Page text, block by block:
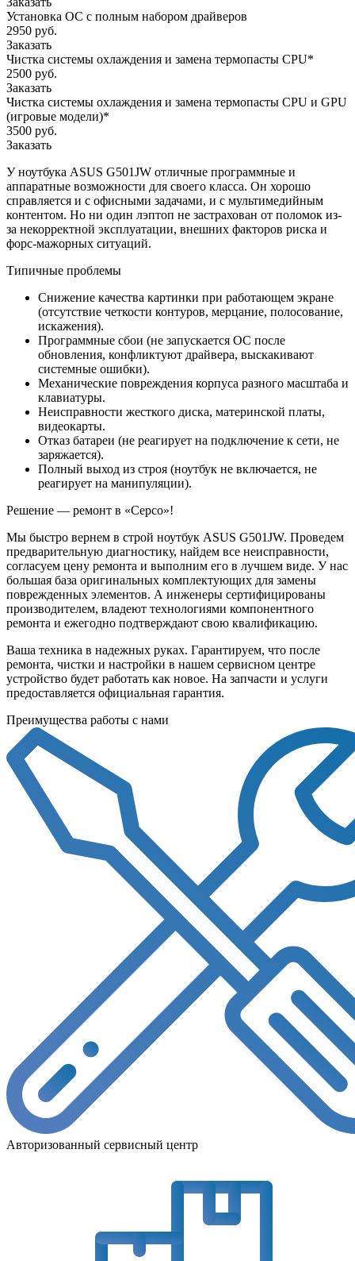
Установка ОС с полным набором драйверов
2950 руб.
Заказать
Чистка системы охлаждения и замена термопасты CPU*
2500 руб.
Заказать
Чистка системы охлаждения и замена термопасты CPU и GPU
(игровые модели)*
3500 руб.
Заказать
У ноутбука ASUS G501JW отличные программные и
аппаратные возможности для своего класса. Он хорошо
справляется и с офисными задачами, и с мультимедийным
контентом. Но ни один лэптоп не застрахован от поломок из-
за некорректной эксплуатации, внешних факторов риска и
форс-мажорных ситуаций.
Типичные проблемы
Снижение качества картинки при работающем экране
(отсутствие четкости контуров, мерцание, полосование,
искажения).
Программные сбои (не запускается ОС после
обновления, конфликтуют драйвера, выскакивают
системные ошибки).
Механические повреждения корпуса разного масштаба и
клавиатуры.
Неисправности жесткого диска, материнской платы,
видеокарты.
Отказ батареи (не реагирует на подключение к сети, не
заряжается).
Полный выход из строя (ноутбук не включается, не
реагирует на манипуляции).
Решение — ремонт в «Серсо»!
Мы быстро вернем в строй ноутбук ASUS G501JW. Проведем
предварительную диагностику, найдем все неисправности,
согласуем цену ремонта и выполним его в лучшем виде. У нас
большая база оригинальных комплектующих для замены
поврежденных элементов. А инженеры сертифицированы
производителем, владеют технологиями компонентного
ремонта и ежегодно подтверждают свою квалификацию.
Ваша техника в надежных руках. Гарантируем, что после
ремонта, чистки и настройки в нашем сервисном центре
устройство будет работать как новое. На запчасти и услуги
предоставляется официальная гарантия.
Преимущества работы с нами
Авторизованный сервисный центр